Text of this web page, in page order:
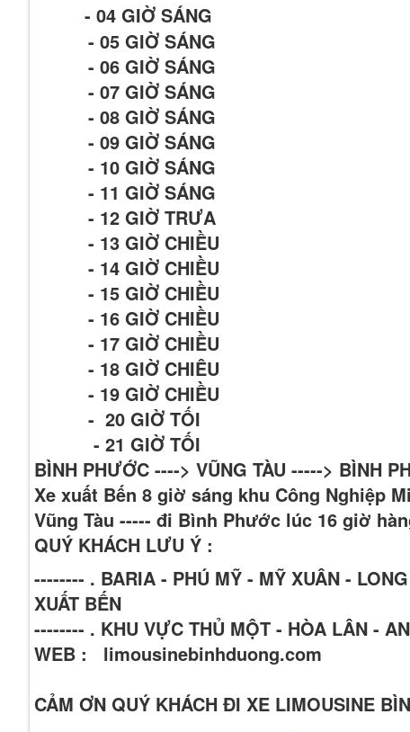
- 04 GIỜ SÁNG
- 05 GIỜ SÁNG
- 06 GIỜ SÁNG
- 07 GIỜ SÁNG
- 08 GIỜ SÁNG
- 09 GIỜ SÁNG
- 10 GIỜ SÁNG
- 11 GIỜ SÁNG
- 12 GIỜ TRƯA
- 13 GIỜ CHIỀU
- 14 GIỜ CHIỀU
- 15 GIỜ CHIỀU
- 16 GIỜ CHIỀU
- 17 GIỜ CHIỀU
- 18 GIỜ CHIÊU
- 19 GIỜ CHIỀU
- 20 GIỜ TỐI
- 21 GIỜ TỐI
BÌNH PHƯỚC ----> VŨNG TÀU -----> BÌNH
Xe xuất Bến 8 giờ sáng khu Công Nghiệp
Vũng Tàu ----- đi Bình Phước lúc 16 giờ
QUÝ KHÁCH LƯU Ý :
-------- . BARIA - PHÚ MỸ - MỸ XUÂN -
XUẤT BẾN
-------- . KHU VỰC THỦ MỘT - HÒA LÂN -
WEB : limousinebinhduong.com
CẢM ƠN QUÝ KHÁCH ĐI XE LIMOUSINE